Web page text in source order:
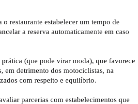
restaurante estabelecer um tempo de
a reserva automaticamente em caso
(que pode virar moda), que favorece
em detrimento dos motociclistas, na
com respeito e equilíbrio.
parcerias com estabelecimentos que